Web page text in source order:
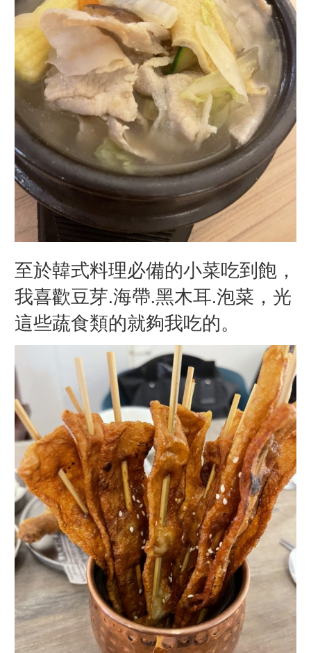
至於韓式料理必備的小菜吃到飽，
我喜歡豆芽.海帶.黑木耳.泡菜，光
這些蔬食類的就夠我吃的。